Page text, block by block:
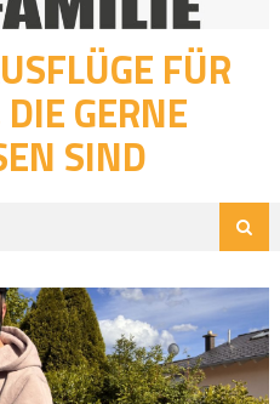
FÜR
GERNE
SIND